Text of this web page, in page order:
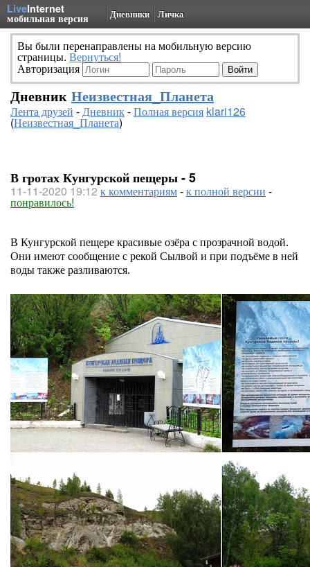
LiveInternet
мобильная версия Дневники Личка
Вы были перенаправлены на мобильную версию
страницы. Вернуться!
Авторизация
Дневник Неизвестная_Планета
Лента друзей -Дневник-Полная версия klari126
(Неизвестная_Планета)
В гротах Кунгурской пещеры - 5
11-11-2020 19:12 к комментариям-к полной версии -
понравилось!
В Кунгурской пещере красивые озёра с прозрачной водой.
Они имеют сообщение с рекой Сылвой и при подъёме в ней
воды также разливаются.